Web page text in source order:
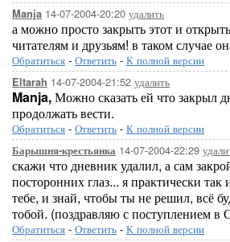
Manja 14-07-2004-20:20 удалить
а можно просто закрыть этот и
читателям и друзьям! в таком случае
Обратиться - Ответить - К полной версии
Eltarah 14-07-2004-21:52 удалить
Manja,Можно сказать ей что закрыл
продолжать вести.
Обратиться - Ответить - К полной версии
Барышня-крестьянка 14-07-2004-22:29
скажи что дневник удалил, а сам
посторонних глаз... я практически так
тебе, и знай, чтобы ты не решил, всё
тобой. (поздравляю с поступлением в
Обратиться - Ответить - К полной версии